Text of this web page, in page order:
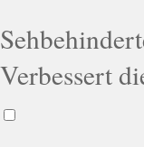
Verbessert